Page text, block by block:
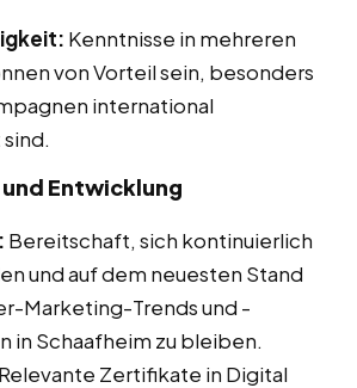
Kenntnisse in mehreren
von Vorteil sein, besonders
international
Entwicklung
Bereitschaft, sich kontinuierlich
und auf dem neuesten Stand
Marketing-Trends und -
in Schaafheim zu bleiben.
Relevante Zertifikate in Digital